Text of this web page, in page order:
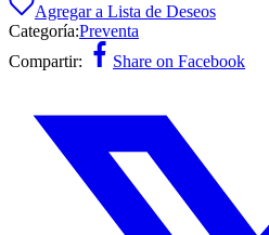
Agregar a Lista de Deseos
Categoría:Preventa
Compartir:
Share on Facebook